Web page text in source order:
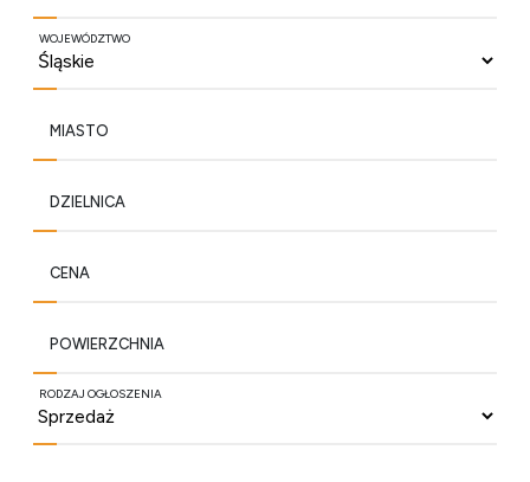
WOJEWÓDZTWO
MIASTO
DZIELNICA
CENA
POWIERZCHNIA
RODZAJ OGŁOSZENIA